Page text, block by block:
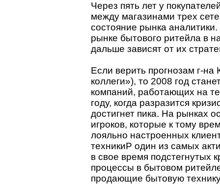
Через пять лет у
между магазинами трех
состояние рынка
рынке бытового ритейла в
дальше зависят от их
Если верить прогнозам г-на
коллеги»), то 2008 год
компаний, работающих на
году, когда разразится
достигнет пика. На рынках
игроков, которые к тому
лояльно настроенных
техникиP один из самых
в свое время подстегнутых
процессы в бытовом
продающие бытовую